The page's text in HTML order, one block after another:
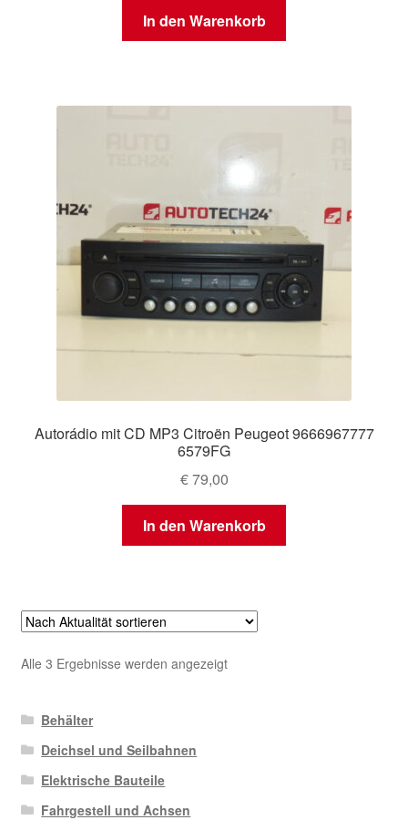
In den Warenkorb
Autorádio mit CD MP3 Citroën Peugeot 9666967777
6579FG
€79,00
In den Warenkorb
Alle 3 Ergebnisse werden angezeigtNach
Behälter
Deichsel und Seilbahnen
Elektrische Bauteile
Fahrgestell und Achsen